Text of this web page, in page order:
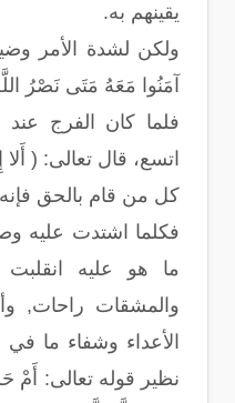
يقينهم به.
ولكن لشدة الأمر
آمَنُوا مَعَهُ مَتَى نَصْرُ
فلما كان الفرج عند
اتسع، قال تعالى: (
كل من قام بالحق
فكلما اشتدت عليه
ما هو عليه
والمشقات راحات,
الأعداء وشفاء ما في
نظير قوله تعالى: أَمْ